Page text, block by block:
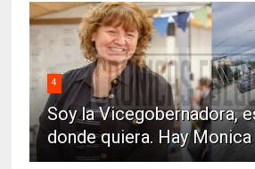
4
Soy la Vicegobernadora,
donde quiera. Hay Monica